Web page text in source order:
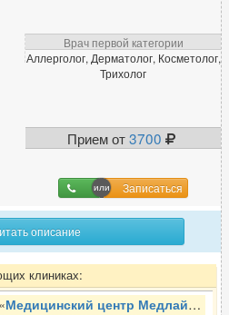
Врач первой категории
Аллерголог, Дерматолог, Косметолог,
Трихолог
Прием от3700
Записаться
описание
клиниках:
Медицинский центр Медлайн-Сервис